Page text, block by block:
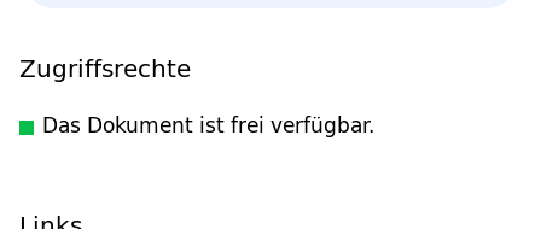
Zugriffsrechte
Das Dokument ist frei verfügbar.